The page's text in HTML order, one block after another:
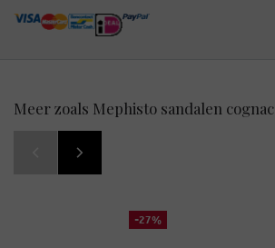
Meer zoals Mephisto sandalen cognac
-27%